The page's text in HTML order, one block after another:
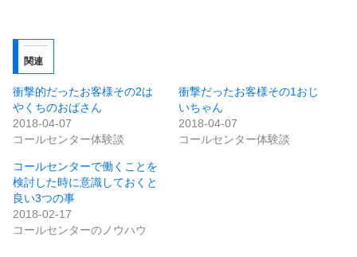
関連
衝撃的だったお客様その2は
やくちのおばさん
2018-04-07
コールセンター体験談
衝撃だったお客様その1おじ
いちゃん
2018-04-07
コールセンター体験談
コールセンターで働くことを
検討した時に意識しておくと
良い3つの事
2018-02-17
コールセンターのノウハウ